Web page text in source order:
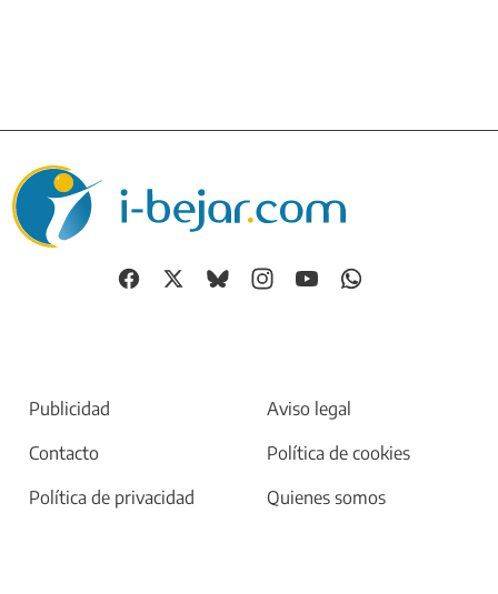
Publicidad
Aviso legal
Contacto
Política de cookies
Política de privacidad
Quienes somos